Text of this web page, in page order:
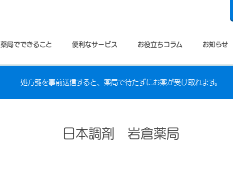
薬局でできること 便利なサービス お役立ちコラム お知らせ
処方箋を事前送信すると、薬局で待たずにお薬が受け取れます。
日本調剤 岩倉薬局